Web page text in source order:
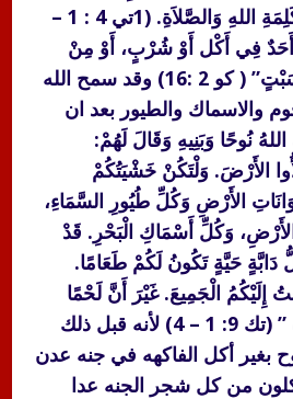
الشُّكْرِ، لأَنَّهُ يُقَدَّسُ بِكَلِمَةِ اللهِ وَالصَّلاَةِ. (1تي 4 : 1 –
أَحَدٌ فِي أَكْل أَوْ شُرْبٍ، أَوْ مِنْ
جِهَةِ عِيدٍ أَوْ هِلاَل أَوْ سَبْتٍ” ( كو 2 :16) وقد سمح الله
والاسماك والطيور بعد ان
نُوحًا وَبَنِيهِ وَقَالَ لَهُمْ:
الأَرْضَ. وَلْتَكُنْ خَشْيَتُكُمْ
الأَرْضِ وَكُلِّ طُيُورِ السَّمَاءِ،
وَكُلِّ أَسْمَاكِ الْبَحْرِ. قَدْ
دَابَّةٍ حَيَّةٍ تَكُونُ لَكُمْ طَعَامًا.
الْجَمِيعَ. غَيْرَ أَنَّ لَحْمًا
بِحَيَاتِهِ، دَمِهِ، لاَ تَأْكُلُوه ” (تك 9: 1 – 4) لأنه قبل ذلك
بغير أكل الفاكهه في جنه عدن
من كل شجر الجنه عدا